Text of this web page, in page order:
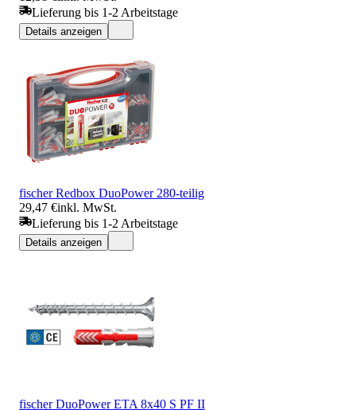
Lieferung bis 1-2 Arbeitstage
Details anzeigen
fischer Redbox DuoPower 280-teilig
29,47 €inkl. MwSt.
Lieferung bis 1-2 Arbeitstage
Details anzeigen
fischer DuoPower ETA 8x40 S PF II